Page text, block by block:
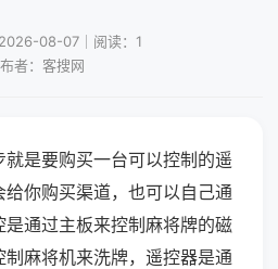
08-07｜阅读：1
者：客搜网
是要购买一台可以控制的遥
你购买渠道，也可以自己通
通过主板来控制麻将牌的磁
麻将机来洗牌，遥控器是通